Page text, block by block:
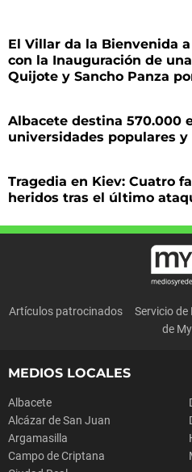
El Villar da la Bienvenida
con la Inauguración de
Quijote y Sancho Panza
Albacete destina 570.000
universidades populares
Tragedia en Kiev: Cuatro
heridos tras el último
Artículos patrocinados Servicio de
de
MEDIOS LOCALES
Albacete
Alcázar de San Juan
Argamasilla
Campo de Criptana